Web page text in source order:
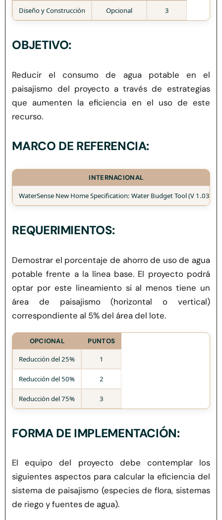
Herramientas
Credenciales
Diseño y Construcción Opcional 3
OBJETIVO:
Reducir el consumo de agua potable en el
paisajismo del proyectoa través de estrategias
que aumenten la eficiencia en el uso de este
recurso.
MARCO DE REFERENCIA:
INTERNACIONAL
WaterSense New Home Specification: Water Budget Tool (V 1.03)
REQUERIMIENTOS:
Demostrar el porcentaje de ahorrode uso de agua
potable frente a la línea base. El proyecto podrá
optar por este lineamiento si al menos tiene un
área de paisajismo (horizontal o vertical)
correspondiente al 5% del área del lote.
OPCIONAL PUNTOS
Reducción del 25% 1
Reducción del 50% 2
Reducción del 75% 3
FORMA DE IMPLEMENTACIÓN:
El equipo del proyecto debe contemplar los
siguientes aspectos para calcular la eficiencia del
sistema de paisajismo (especies de flora, sistemas
de riego y fuentes de agua).